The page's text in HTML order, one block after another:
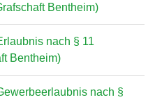
Bentheim)
nach § 11
Bentheim)
nach §